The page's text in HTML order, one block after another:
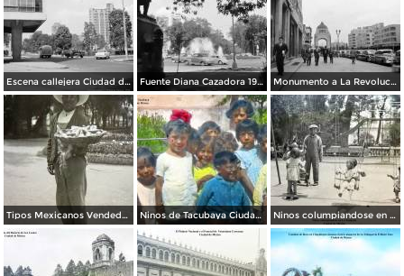
Escena callejera Ciudad de México 1950. Fuente Diana Cazadora 1950 Monumento a La Revolucion Ciudad de México 1950
Tipos Mexicanos Vendedor de fruta en La Alameda Ciudad de México. Ninos de Tacubaya Ciudad de México. Ninos columpiandose en La Alameda Ciudad de México.